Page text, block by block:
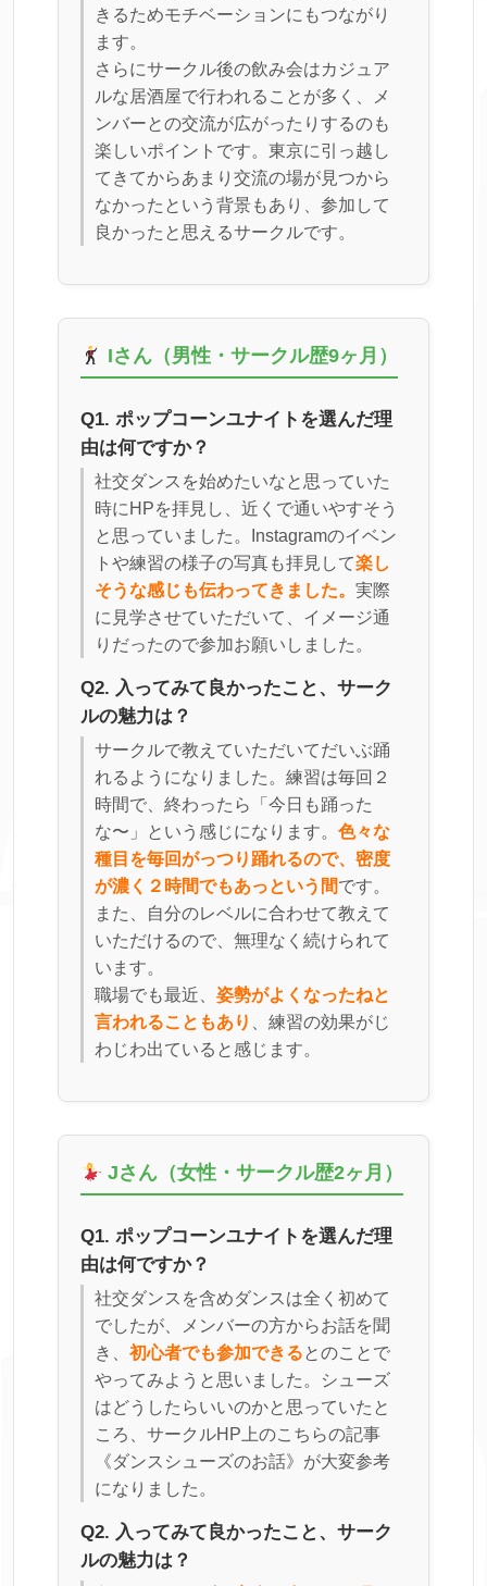
きるためモチベーションにもつながり
ます。
さらにサークル後の飲み会はカジュア
ルな居酒屋で行われることが多く、メ
ンバーとの交流が広がったりするのも
楽しいポイントです。東京に引っ越し
てきてからあまり交流の場が見つから
なかったという背景もあり、参加して
良かったと思えるサークルです。
Iさん（男性・サークル歴9ヶ月）
Q1. ポップコーンユナイトを選んだ理
由は何ですか？
社交ダンスを始めたいなと思っていた
時にHPを拝見し、近くで通いやすそう
と思っていました。Instagramのイベン
トや練習の様子の写真も拝見して楽し
そうな感じも伝わってきました。 実際
に見学させていただいて、イメージ通
りだったので参加お願いしました。
Q2. 入ってみて良かったこと、サーク
ルの魅力は？
サークルで教えていただいてだいぶ踊
れるようになりました。練習は毎回２
時間で、終わったら「今日も踊った
な〜」という感じになります。 色々な
種目を毎回がっつり踊れるので、密度
が濃く２時間でもあっという間です。
また、自分のレベルに合わせて教えて
いただけるので、無理なく続けられて
います。
職場でも最近、 姿勢がよくなったねと
言われることもあり
、練習の効果がじ
わじわ出ていると感じます。
Jさん（女性・サークル歴2ヶ月）
Q1. ポップコーンユナイトを選んだ理
由は何ですか？
社交ダンスを含めダンスは全く初めて
でしたが、メンバーの方からお話を聞
き、 初心者でも参加できるとのことで
やってみようと思いました。シューズ
はどうしたらいいのかと思っていたと
ころ、サークルHP上のこちらの記事
《ダンスシューズのお話》が大変参考
になりました。
Q2. 入ってみて良かったこと、サーク
ルの魅力は？